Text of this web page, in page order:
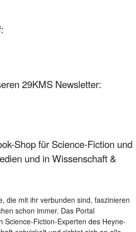
29KMS Newsletter:
Shop für Science-Fiction und
und in Wissenschaft &
die mit ihr verbunden sind, faszinieren
schon immer. Das Portal
Science-Fiction-Experten des Heyne-